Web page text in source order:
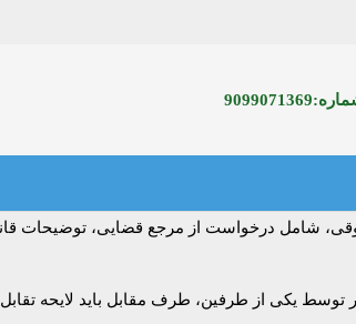
شامل درخواست از مرجع قضایی، توضیحات
یکی از طرفین، طرف مقابل باید لایحه تقابل